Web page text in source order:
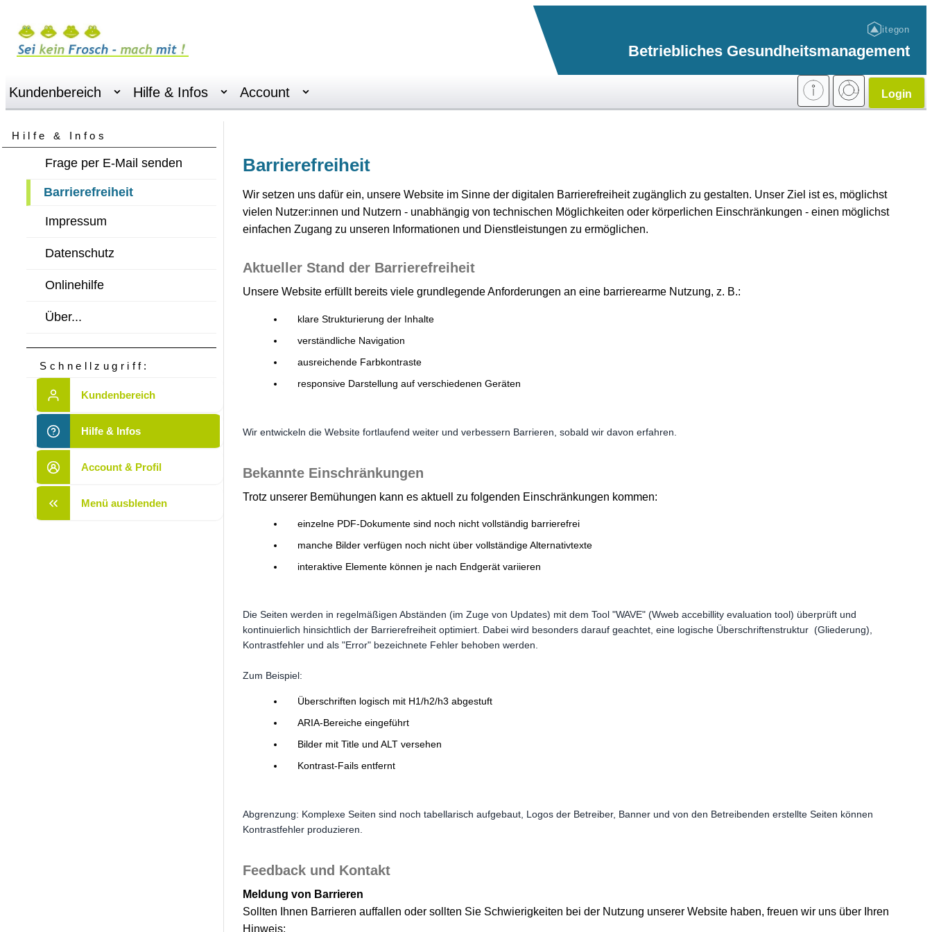
itegon
Betriebliches Gesundheitsmanagement
Kundenbereich Hilfe & Infos Account Login
Barrierefreiheit
Wir setzen uns dafür ein, unsere Website im Sinne der digitalen Barrierefreiheit zugänglich zu gestalten. Unser Ziel ist es, möglichst
vielen Nutzer:innen und Nutzern - unabhängig von technischen Möglichkeiten oder körperlichen Einschränkungen - einen möglichst
einfachen Zugang zu unseren Informationen und Dienstleistungen zu ermöglichen.
Aktueller Stand der Barrierefreiheit
Unsere Website erfüllt bereits viele grundlegende Anforderungen an eine barrierearme Nutzung, z. B.:
klare Strukturierung der Inhalte
verständliche Navigation
ausreichende Farbkontraste
responsive Darstellung auf verschiedenen Geräten
Wir entwickeln die Website fortlaufend weiter und verbessern Barrieren, sobald wir davon erfahren.
Bekannte Einschränkungen
Trotz unserer Bemühungen kann es aktuell zu folgenden Einschränkungen kommen:
einzelne PDF-Dokumente sind noch nicht vollständig barrierefrei
manche Bilder verfügen noch nicht über vollständige Alternativtexte
interaktive Elemente können je nach Endgerät variieren
Die Seiten werden in regelmäßigen Abständen (im Zuge von Updates) mit dem Tool "WAVE" (Wweb accebillity evaluation tool) überprüft und
kontinuierlich hinsichtlich der Barrierefreiheit optimiert. Dabei wird besonders darauf geachtet, eine logische Überschriftenstruktur (Gliederung),
Kontrastfehler und als "Error" bezeichnete Fehler behoben werden.
Zum Beispiel:
Überschriften logisch mit H1/h2/h3 abgestuft
ARIA-Bereiche eingeführt
Bilder mit Title und ALT versehen
Kontrast-Fails entfernt
Abgrenzung: Komplexe Seiten sind noch tabellarisch aufgebaut, Logos der Betreiber, Banner und von den Betreibenden erstellte Seiten können
Kontrastfehler produzieren.
Feedback und Kontakt
Meldung von Barrieren
Sollten Ihnen Barrieren auffallen oder sollten Sie Schwierigkeiten bei der Nutzung unserer Website haben, freuen wir uns über Ihren
Hinweis:
Hilfe & Infos
Frage per E-Mail senden
Barrierefreiheit
Impressum
Datenschutz
Onlinehilfe
Über...
Schnellzugriff:
Kundenbereich
Hilfe & Infos
Account & Profil
Menü ausblenden